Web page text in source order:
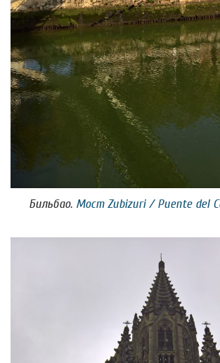
Бильбао. Мост Zubizuri / Puente del